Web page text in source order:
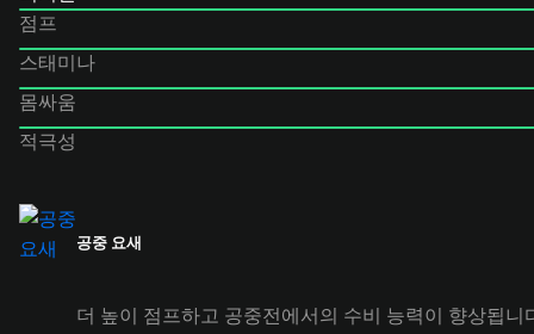
점프
스태미나
몸싸움
적극성
공중 요새
더 높이 점프하고 공중전에서의 수비 능력이 향상됩니